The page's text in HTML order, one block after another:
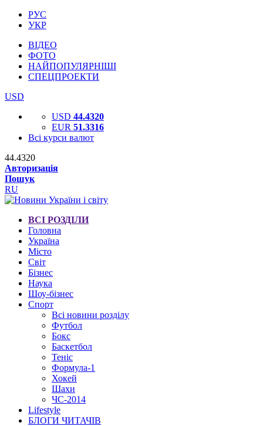
РУС
УКР
ВІДЕО
ФОТО
НАЙПОПУЛЯРНІШІ
СПЕЦПРОЕКТИ
USD
USD 44.4320
EUR 51.3316
Всі курси валют
44.4320
Авторизація
Пошук
RU
ВСІ РОЗДІЛИ
Головна
Україна
Місто
Світ
Бізнес
Наука
Шоу-бізнес
Спорт
Всі новини розділу
Футбол
Бокс
Баскетбол
Теніс
Формула-1
Хокей
Шахи
ЧС-2014
Lifestyle
БЛОГИ ЧИТАЧІВ